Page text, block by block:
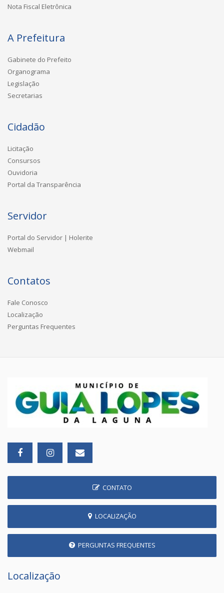
Nota Fiscal Eletrônica
A Prefeitura
Gabinete do Prefeito
Organograma
Legislação
Secretarias
Cidadão
Licitação
Consursos
Ouvidoria
Portal da Transparência
Servidor
Portal do Servidor | Holerite
Webmail
Contatos
Fale Conosco
Localização
Perguntas Frequentes
CONTATO
LOCALIZAÇÃO
PERGUNTAS FREQUENTES
Localização